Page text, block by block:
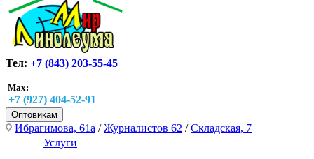
Тел: +7 (843) 203-55-45
Max:
+7 (927) 404-52-91
Оптовикам
Ибрагимова, 61а /Журналистов 62 /Складская, 7
Услуги